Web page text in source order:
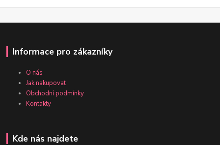
Informace pro zákazníky
O nás
Jak nakupovat
Obchodní podmínky
Kontakty
Kde nás najdete